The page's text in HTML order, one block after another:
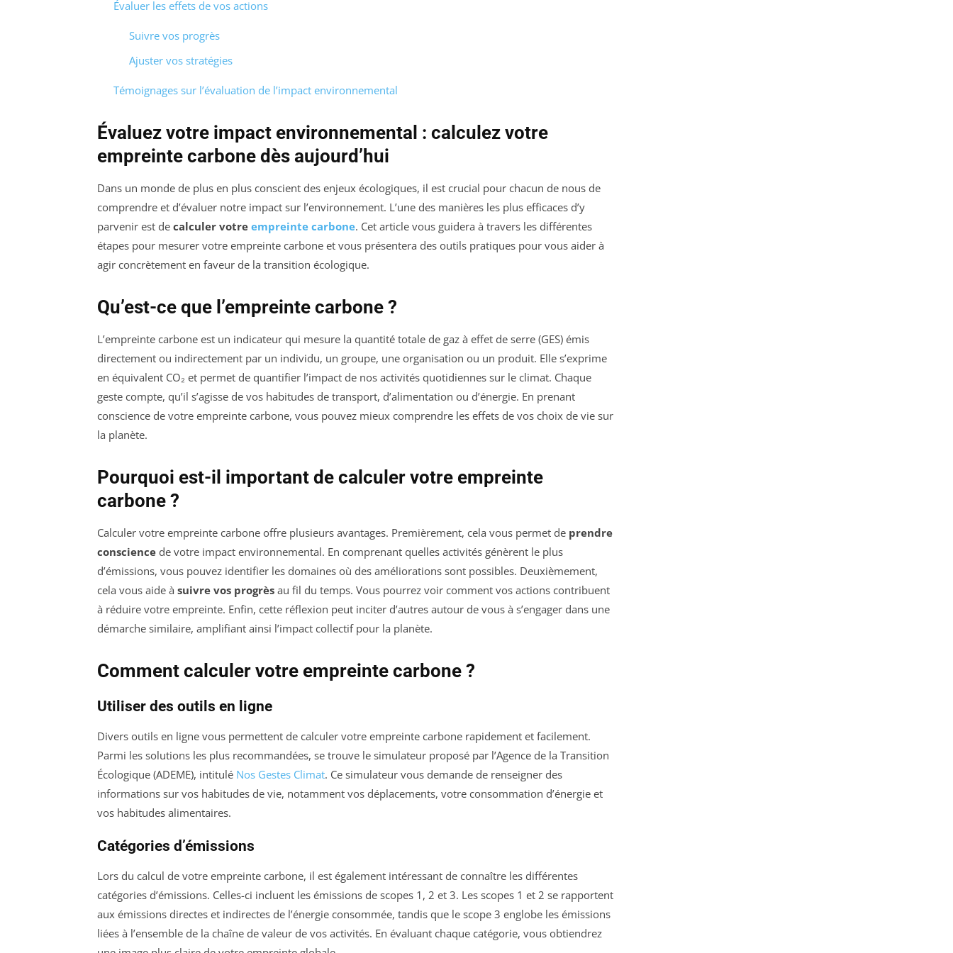
Évaluer les effets de vos actions
Suivre vos progrès
Ajuster vos stratégies
Témoignages sur l’évaluation de l’impact environnemental
Évaluez votre impact environnemental : calculez votre
empreinte carbone dès aujourd’hui
Dans un monde de plus en plus conscient des enjeux écologiques, il est crucial pour chacun de nous de
comprendre et d’évaluer notre impact sur l’environnement. L’une des manières les plus efficaces d’y
parvenir est de calculer votre empreinte carbone. Cet article vous guidera à travers les différentes
étapes pour mesurer votre empreinte carbone et vous présentera des outils pratiques pour vous aider à
agir concrètement en faveur de la transition écologique.
Qu’est-ce que l’empreinte carbone ?
L’empreinte carbone est un indicateur qui mesure la quantité totale de gaz à effet de serre (GES) émis
directement ou indirectement par un individu, un groupe, une organisation ou un produit. Elle s’exprime
en équivalent CO₂ et permet de quantifier l’impact de nos activités quotidiennes sur le climat. Chaque
geste compte, qu’il s’agisse de vos habitudes de transport, d’alimentation ou d’énergie. En prenant
conscience de votre empreinte carbone, vous pouvez mieux comprendre les effets de vos choix de vie sur
la planète.
Pourquoi est-il important de calculer votre empreinte
carbone ?
Calculer votre empreinte carbone offre plusieurs avantages. Premièrement, cela vous permet de prendre
conscience de votre impact environnemental. En comprenant quelles activités génèrent le plus
d’émissions, vous pouvez identifier les domaines où des améliorations sont possibles. Deuxièmement,
cela vous aide à suivre vos progrès au fil du temps. Vous pourrez voir comment vos actions contribuent
à réduire votre empreinte. Enfin, cette réflexion peut inciter d’autres autour de vous à s’engager dans une
démarche similaire, amplifiant ainsi l’impact collectif pour la planète.
Comment calculer votre empreinte carbone ?
Utiliser des outils en ligne
Divers outils en ligne vous permettent de calculer votre empreinte carbone rapidement et facilement.
Parmi les solutions les plus recommandées, se trouve le simulateur proposé par l’Agence de la Transition
Écologique (ADEME), intitulé Nos Gestes Climat. Ce simulateur vous demande de renseigner des
informations sur vos habitudes de vie, notamment vos déplacements, votre consommation d’énergie et
vos habitudes alimentaires.
Catégories d’émissions
Lors du calcul de votre empreinte carbone, il est également intéressant de connaître les différentes
catégories d’émissions. Celles-ci incluent les émissions de scopes 1, 2 et 3. Les scopes 1 et 2 se rapportent
aux émissions directes et indirectes de l’énergie consommée, tandis que le scope 3 englobe les émissions
liées à l’ensemble de la chaîne de valeur de vos activités. En évaluant chaque catégorie, vous obtiendrez